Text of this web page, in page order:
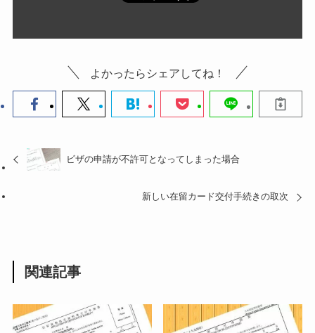
よかったらシェアしてね！
ビザの申請が不許可となってしまった場合
新しい在留カード交付手続きの取次
関連記事